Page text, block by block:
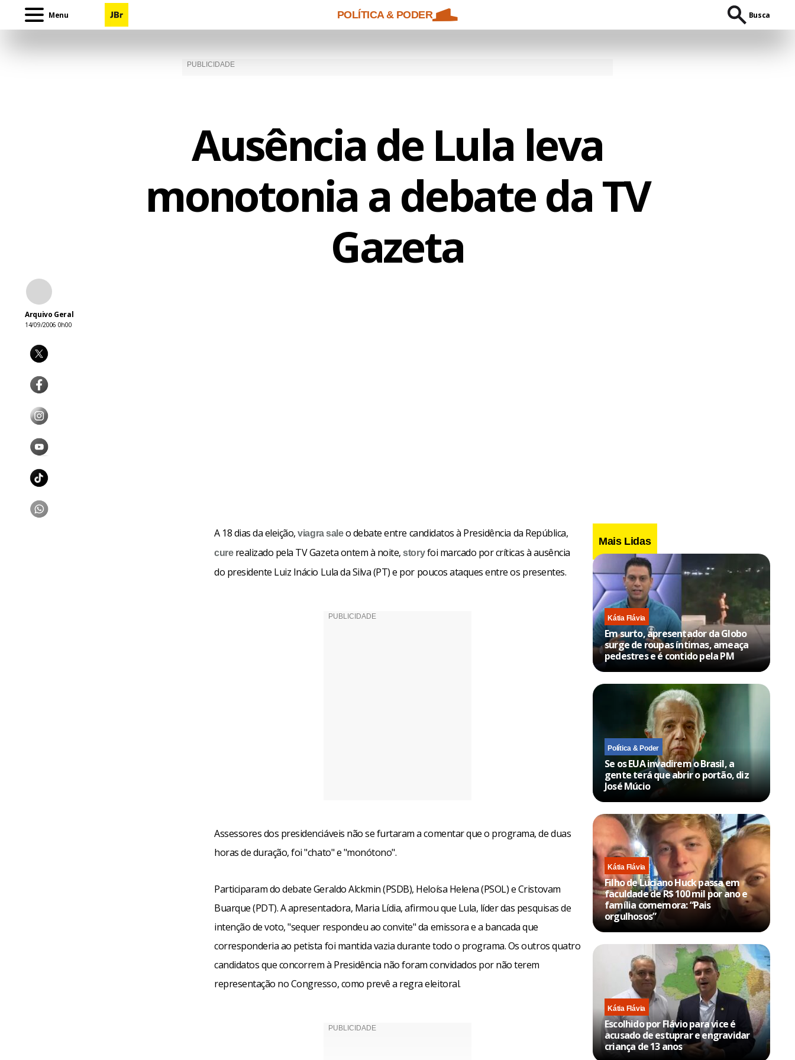
Menu POLÍTICA & PODER Busca
Ausência de Lula leva
monotonia a debate da TV
Gazeta
Arquivo Geral
14/09/2006 0h00
A 18 dias da eleição,viagra saleo debate entre candidatos à Presidência da República,
curerealizado pela TV Gazeta ontem à noite,storyfoi marcado por críticas à ausência
do presidente Luiz Inácio Lula da Silva (PT) e por poucos ataques entre os presentes.
Assessores dos presidenciáveis não se furtaram a comentar que o programa, de duas
horas de duração, foi "chato" e "monótono".
Participaram do debate Geraldo Alckmin (PSDB), Heloísa Helena (PSOL) e Cristovam
Buarque (PDT). A apresentadora, Maria Lídia, afirmou que Lula, líder das pesquisas de
intenção de voto, "sequer respondeu ao convite" da emissora e a bancada que
corresponderia ao petista foi mantida vazia durante todo o programa. Os outros quatro
candidatos que concorrem à Presidência não foram convidados por não terem
representação no Congresso, como prevê a regra eleitoral.
Mais Lidas
Kátia Flávia
Em surto, apresentador da Globo
surge de roupas íntimas, ameaça
pedestres e é contido pela PM
Política & Poder
Se os EUA invadirem o Brasil, a
gente terá que abrir o portão, diz
José Múcio
Kátia Flávia
Filho de Luciano Huck passa em
faculdade de R$ 100 mil por ano e
família comemora: “Pais
orgulhosos”
Kátia Flávia
Escolhido por Flávio para vice é
acusado de estuprar e engravidar
criança de 13 anos